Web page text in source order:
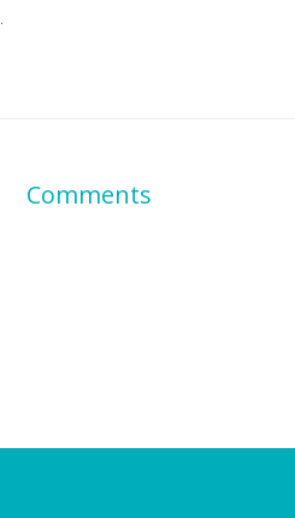
.
Comments